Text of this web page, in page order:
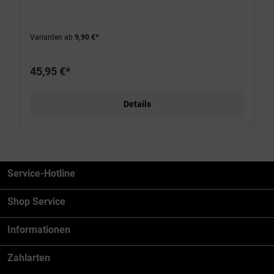
Varianten ab 9,90 €*
45,95 €*
Details
Service-Hotline
Shop Service
Informationen
Zahlarten